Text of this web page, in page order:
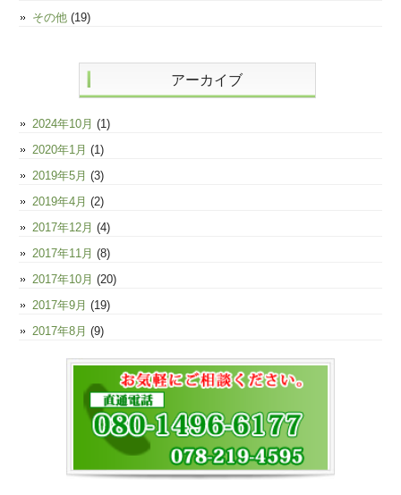
その他 (19)
アーカイブ
2024年10月 (1)
2020年1月 (1)
2019年5月 (3)
2019年4月 (2)
2017年12月 (4)
2017年11月 (8)
2017年10月 (20)
2017年9月 (19)
2017年8月 (9)